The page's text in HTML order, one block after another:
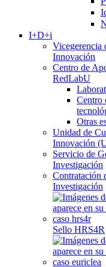
I+D+i
Vicegerencia
Innovación
Centro de
RedLabU
Centro
Otras
Unidad de
Innovación
Servicio de
Investigación
Contratación
Investigación
Sello HRS4R